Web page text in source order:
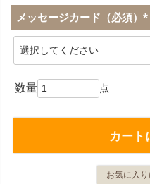
メッセージカード（必須）
(
カート
お気に入